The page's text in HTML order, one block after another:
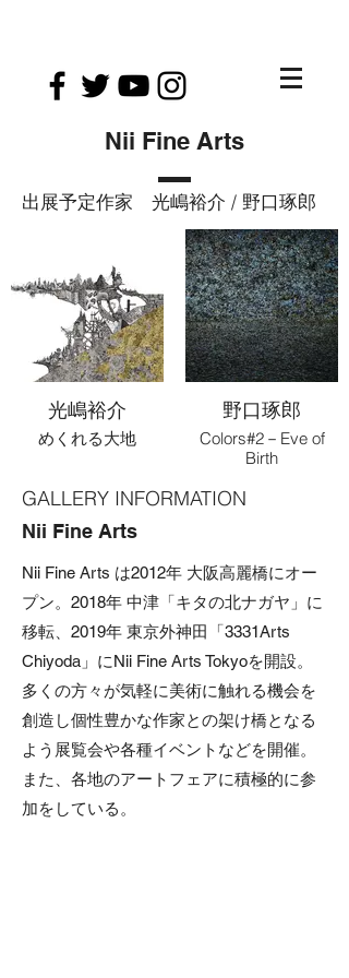
Nii Fine Arts
出展予定作家 光嶋裕介 / 野口琢郎
光嶋裕介
めくれる大地
野口琢郎
Colors#2－Eve of
Birth
GALLERY INFORMATION
Nii Fine Arts
Nii Fine Arts は2012年 大阪高麗橋にオー
プン。2018年 中津「キタの北ナガヤ」に
移転、2019年 東京外神田「3331Arts
Chiyoda」にNii Fine Arts Tokyoを開設。
多くの方々が気軽に美術に触れる機会を
創造し個性豊かな作家との架け橋となる
よう展覧会や各種イベントなどを開催。
また、各地のアートフェアに積極的に参
加をしている。